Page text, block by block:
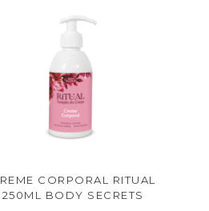
CORPORAL RITUAL
250ML BODY SECRETS